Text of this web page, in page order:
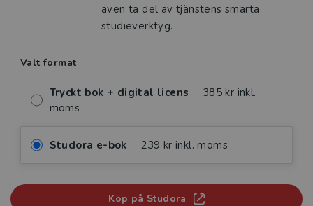
även ta del av tjänstens smarta
studieverktyg.
Valt format
Tryckt bok + digital licens
385 kr inkl.
moms
Studora e-bok 239 kr inkl. moms
Köp på Studora